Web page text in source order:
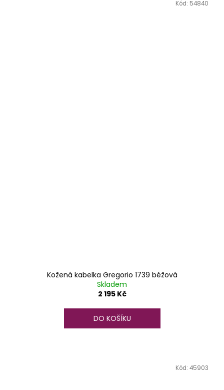
Kožená kabelka Gregorio 1739 béžová
Skladem
2 195 Kč
DO KOŠÍKU
Kód: 54840
Kód: 45903